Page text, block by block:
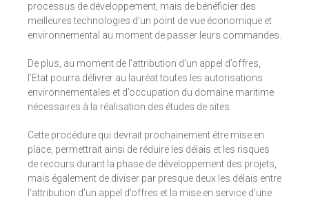
processus de développement, mais de bénéficier des
meilleures technologies d’un point de vue économique et
environnemental au moment de passer leurs commandes.
De plus, au moment de l’attribution d’un appel d’offres,
l’Etat pourra délivrer au lauréat toutes les autorisations
environnementales et d’occupation du domaine maritime
nécessaires à la réalisation des études de sites.
Cette procédure qui devrait prochainement être mise en
place, permettrait ainsi de réduire les délais et les risques
de recours durant la phase de développement des projets,
mais également de diviser par presque deux les délais entre
l’attribution d’un appel d’offres et la mise en service d’une